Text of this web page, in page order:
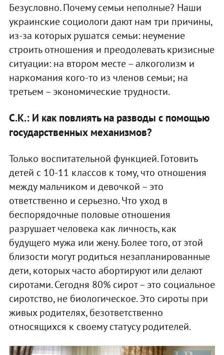
Безусловно. Почему семьи неполные? Наши
украинские социологи дают нам три причины,
из-за которых рушатся семьи: неумение
строить отношения и преодолевать кризисные
ситуации: на втором месте – алкоголизм и
наркомания кого-то из членов семьи; на
третьем – экономические трудности.
С.К.: И как повлиять на разводы с помощью
государственных механизмов?
Только воспитательной функцией. Готовить
детей с 10-11 классов к тому, что отношения
между мальчиком и девочкой – это
ответственно и серьезно. Что уход в
беспорядочные половые отношения
разрушает человека как личность, как
будущего мужа или жену. Более того, от этой
близости могут родиться незапланированные
дети, которых часто абортируют или делают
сиротами. Сегодня 80% сирот – это социальное
сиротство, не биологическое. Это сироты при
живых родителях, безответственно
относящихся к своему статусу родителей.